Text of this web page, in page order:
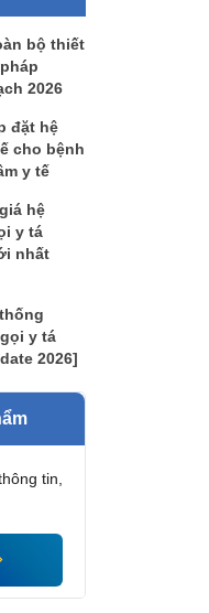
bộ thiết
2026
đặt hệ
cho bệnh
y tế
hệ
y tá
nhất
y tá
2026]
tin,